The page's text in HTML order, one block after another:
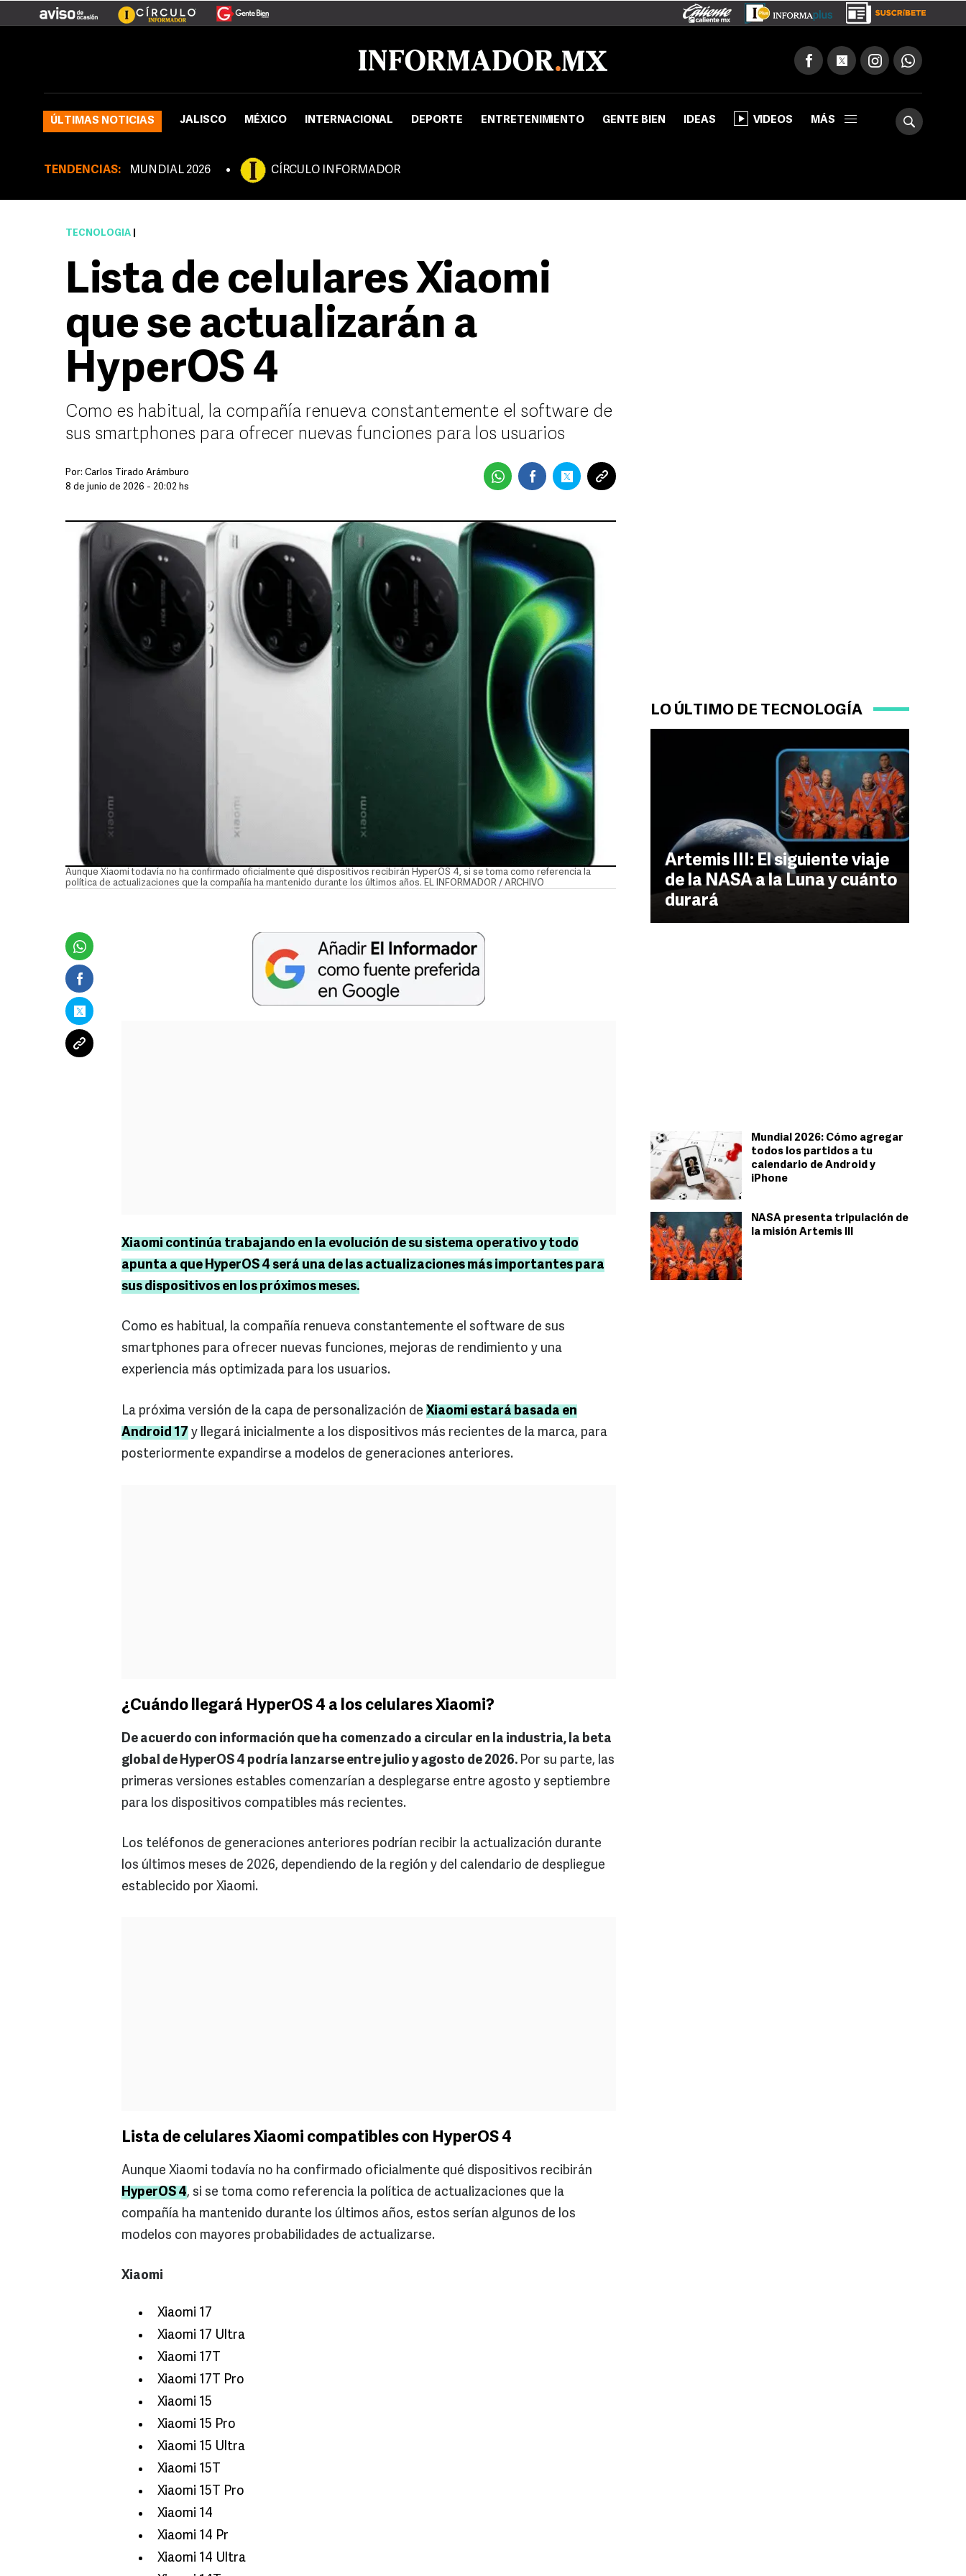
ÚLTIMAS NOTICIAS JALISCO MÉXICO INTERNACIONAL DEPORTE ENTRETENIMIENTO GENTE BIEN IDEAS VIDEOS MÁS
TENDENCIAS: MUNDIAL 2026 CÍRCULO INFORMADOR
LO ÚLTIMO DE TECNOLOGÍA
Artemis III: El siguiente viaje
de la NASA a la Luna y cuánto
durará
Mundial 2026: Cómo agregar
todos los partidos a tu
calendario de Android y
iPhone
NASA presenta tripulación de
la misión Artemis III
TECNOLOGÍA
Lista de celulares Xiaomi
que se actualizarán a
HyperOS 4
Como es habitual, la compañía renueva constantemente el software de
sus smartphones para ofrecer nuevas funciones para los usuarios
Por: Carlos Tirado Arámburo
8 de junio de 2026 - 20:02 hs
Aunque Xiaomi todavía no ha confirmado oficialmente qué dispositivos recibirán HyperOS 4, si se toma como referencia la
política de actualizaciones que la compañía ha mantenido durante los últimos años. EL INFORMADOR / ARCHIVO
Xiaomi continúa trabajando en la evolución de su sistema operativo y todo
apunta a que HyperOS 4 será una de las actualizaciones más importantes para
sus dispositivos en los próximos meses.
Como es habitual, la compañía renueva constantemente el software de sus
smartphones para ofrecer nuevas funciones, mejoras de rendimiento y una
experiencia más optimizada para los usuarios.
La próxima versión de la capa de personalización de Xiaomi estará basada en
Android 17 y llegará inicialmente a los dispositivos más recientes de la marca, para
posteriormente expandirse a modelos de generaciones anteriores.
¿Cuándo llegará HyperOS 4 a los celulares Xiaomi?
De acuerdo con información que ha comenzado a circular en la industria, la beta
global de HyperOS 4 podría lanzarse entre julio y agosto de 2026. Por su parte, las
primeras versiones estables comenzarían a desplegarse entre agosto y septiembre
para los dispositivos compatibles más recientes.
Los teléfonos de generaciones anteriores podrían recibir la actualización durante
los últimos meses de 2026, dependiendo de la región y del calendario de despliegue
establecido por Xiaomi.
Lista de celulares Xiaomi compatibles con HyperOS 4
Aunque Xiaomi todavía no ha confirmado oficialmente qué dispositivos recibirán
HyperOS 4, si se toma como referencia la política de actualizaciones que la
compañía ha mantenido durante los últimos años, estos serían algunos de los
modelos con mayores probabilidades de actualizarse.
Xiaomi
Xiaomi 17
Xiaomi 17 Ultra
Xiaomi 17T
Xiaomi 17T Pro
Xiaomi 15
Xiaomi 15 Pro
Xiaomi 15 Ultra
Xiaomi 15T
Xiaomi 15T Pro
Xiaomi 14
Xiaomi 14 Pr
Xiaomi 14 Ultra